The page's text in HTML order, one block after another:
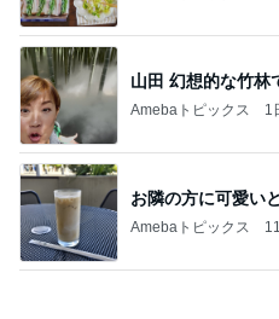
2
ス・ト・レ
ぴこれの毎日コ
3
息子自慢い
酒ポンコツ女